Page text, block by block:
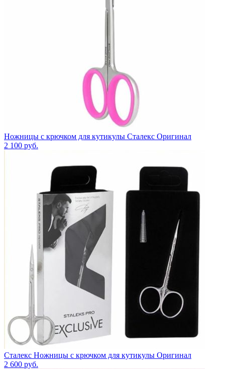
Ножницы с крючком для кутикулы Сталекс Оригинал
2 100 руб.
Сталекс Ножницы с крючком для кутикулы Оригинал
2 600 руб.